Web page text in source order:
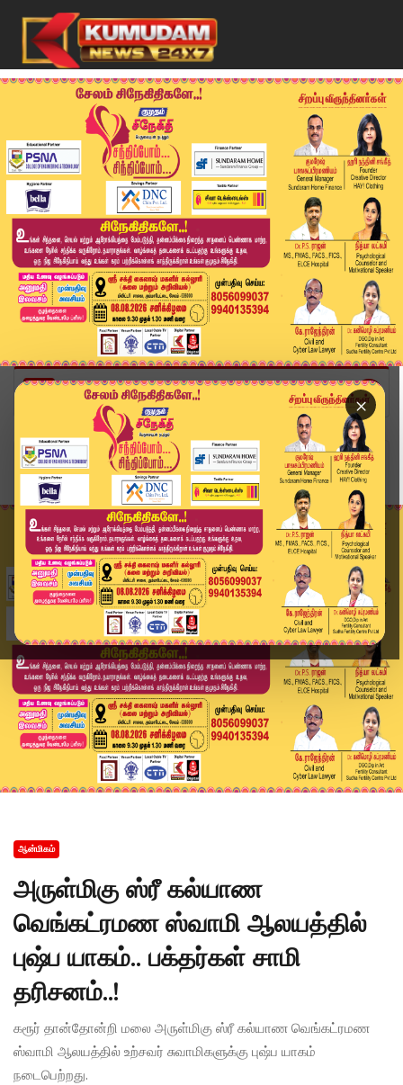
×
Home
ஆன்மிகம்
அருள்மிகு ஸ்ரீ கல்யாண வெங்கட்ரமண ஸ்வாமி ஆலயத்தி...
ஆன்மிகம்
அருள்மிகு ஸ்ரீ கல்யாண
வெங்கட்ரமண ஸ்வாமி ஆலயத்தில்
புஷ்ப யாகம்.. பக்தர்கள் சாமி
தரிசனம்..!
கரூர் தான்தோன்றி மலை அருள்மிகு ஸ்ரீ கல்யாண வெங்கட்ரமண
ஸ்வாமி ஆலயத்தில் உற்சவர் சுவாமிகளுக்கு புஷ்ப யாகம்
நடைபெற்றது.